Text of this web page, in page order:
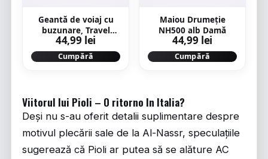
Geantă de voiaj cu
buzunare, Travel
negru
44,99 lei
Cumpără
Maiou Drumeție
NH500 alb Damă
44,99 lei
Cumpără
Viitorul lui Pioli – O ritorno In Italia?
Deși nu s-au oferit detalii suplimentare despre
motivul plecării sale de la Al-Nassr, speculațiile
sugerează că Pioli ar putea să se alăture AC